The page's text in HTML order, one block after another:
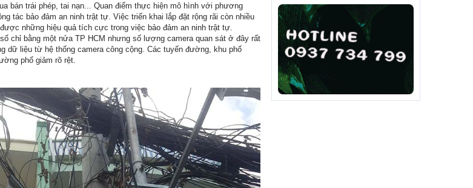
bán trái phép, tai nạn... Quan điểm thực hiện mô hình với phương
tác bảo đảm an ninh trật tự. Việc triển khai lắp đặt rộng rãi còn nhiều
những hiệu quả tích cực trong việc bảo đảm an ninh trật tự.
chỉ bằng một nửa TP HCM nhưng số lượng camera quan sát ở đây rất
dữ liệu từ hệ thống camera công cộng. Các tuyến đường, khu phố
phố giảm rõ rệt.